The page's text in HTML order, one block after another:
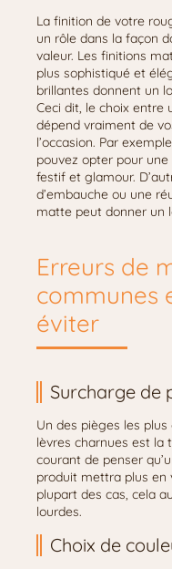
La finition de votre
un rôle dans la façon
valeur. Les finitions
plus sophistiqué et
brillantes donnent un
Ceci dit, le choix
dépend vraiment de
l’occasion. Par
pouvez opter pour
festif et glamour.
d’embauche ou une
matte peut donner un
Erreurs de
communes
éviter
Surcharge de
Un des pièges les
lèvres charnues est la
courant de penser
produit mettra plus en
plupart des cas, cela
lourdes.
Choix de